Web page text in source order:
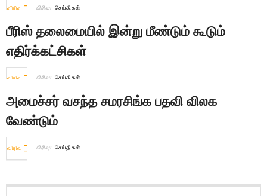
விரிவு பிரிவு: செய்திகள்
பீரிஸ் தலைமையில் இன்று மீண்டும் கூடும்
எதிர்க்கட்சிகள்
விரிவு பிரிவு: செய்திகள்
அமைச்சர் வசந்த சமரசிங்க பதவி விலக
வேண்டும்
விரிவு பிரிவு: செய்திகள்